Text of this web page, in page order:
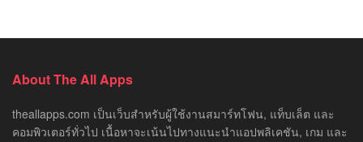
About The All Apps
theallapps.com เป็นเว็บสำหรับผู้ใช้งานสมาร์ทโฟน, แท็บเล็ต และ
คอมพิวเตอร์ทั่วไป เนื้อหาจะเน้นไปทางแนะนำแอปพลิเคชัน, เกม และ